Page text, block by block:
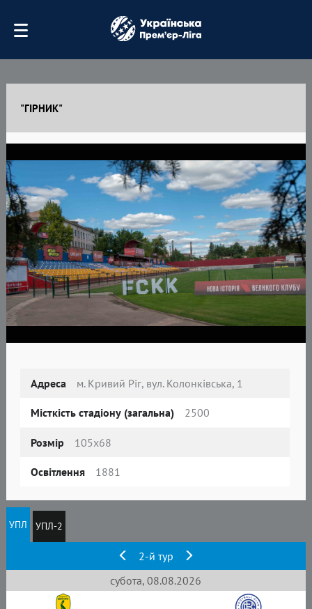
"ГІРНИК"
Адреса м. Кривий Ріг, вул. Колонківська, 1
Місткість стадіону (загальна) 2500
Розмір 105х68
Освітлення 1881
УПЛ УПЛ-2
2-й тур
субота, 08.08.2026